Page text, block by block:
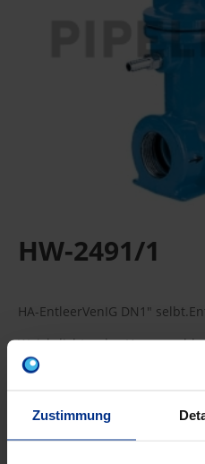
Zustimmung
HW-2491/1
HA-EntleerVenIG DN1"
Weichdichtendes
technisch optimalen Durchgang
206 Stück = 1 Palette